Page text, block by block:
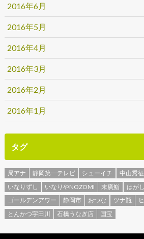
2016年6月
2016年5月
2016年4月
2016年3月
2016年2月
2016年1月
タグ
局アナ 静岡第一テレビ シューイチ 中山秀
いなりずし
いなりやNOZOMI 末廣鮨 はがし
ゴールデンアワー
静岡市 おつな ツナ瓶
とんかつ宇田川
石橋うなぎ店 国宝